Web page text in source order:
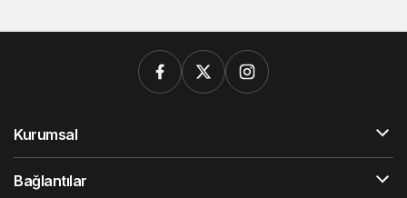
Kurumsal
Bağlantılar